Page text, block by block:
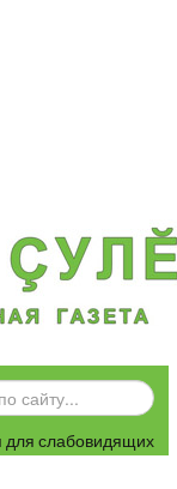
для слабовидящих